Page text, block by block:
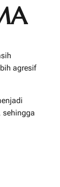
agresif
sehingga